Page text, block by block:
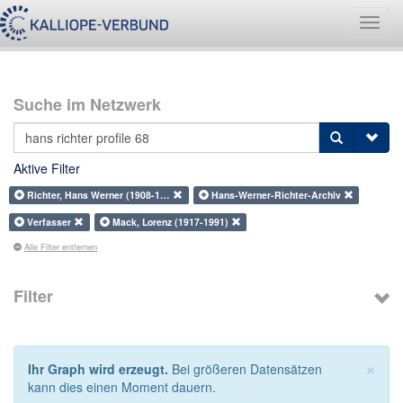
Suche im Netzwerk
Aktive Filter
Richter, Hans Werner (1908-1…
Hans-Werner-Richter-Archiv
Verfasser
Mack, Lorenz (1917-1991)
Alle Filter entfernen
Filter
×
Ihr Graph wird erzeugt. Bei größeren Datensätzen
kann dies einen Moment dauern.